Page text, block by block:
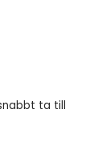
ta till